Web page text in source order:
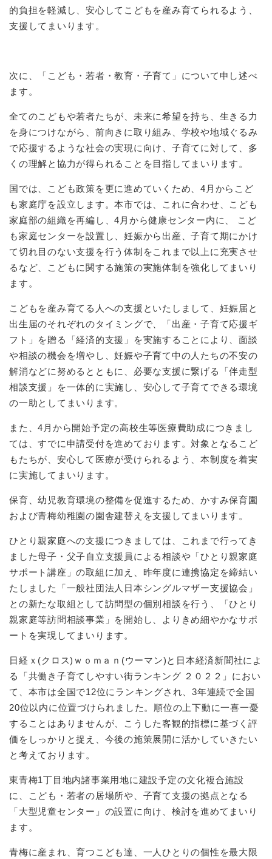
的負担を軽減し、安心してこどもを産み育てられるよう、
支援してまいります。
次に、「こども・若者・教育・子育て」について申し述べ
ます。
全てのこどもや若者たちが、未来に希望を持ち、生きる力
を身につけながら、前向きに取り組み、学校や地域ぐるみ
で応援するような社会の実現に向け、子育てに対して、多
くの理解と協力が得られることを目指してまいります。
国では、こども政策を更に進めていくため、4月からこど
も家庭庁を設立します。本市では、これに合わせ、こども
家庭部の組織を再編し、4月から健康センター内に、 こど
も家庭センターを設置し、妊娠から出産、子育て期にかけ
て切れ目のない支援を行う体制をこれまで以上に充実させ
るなど、こどもに関する施策の実施体制を強化してまいり
ます。
こどもを産み育てる人への支援といたしまして、妊娠届と
出生届のそれぞれのタイミングで、「出産・子育て応援ギ
フト」を贈る「経済的支援」を実施することにより、面談
や相談の機会を増やし、妊娠や子育て中の人たちの不安の
解消などに努めるとともに、必要な支援に繋げる「伴走型
相談支援」を一体的に実施し、安心して子育てできる環境
の一助としてまいります。
また、4月から開始予定の高校生等医療費助成につきまし
ては、すでに申請受付を進めております。対象となるこど
もたちが、安心して医療が受けられるよう、本制度を着実
に実施してまいります。
保育、幼児教育環境の整備を促進するため、かすみ保育園
および青梅幼稚園の園舎建替えを支援してまいります。
ひとり親家庭への支援につきましては、これまで行ってき
ました母子・父子自立支援員による相談や「ひとり親家庭
サポート講座」の取組に加え、昨年度に連携協定を締結い
たしました「一般社団法人日本シングルマザー支援協会」
との新たな取組として訪問型の個別相談を行う、「ひとり
親家庭等訪問相談事業」を開始し、よりきめ細やかなサポ
ートを実現してまいります。
日経ｘ(クロス)ｗｏｍａｎ(ウーマン)と日本経済新聞社によ
る「共働き子育てしやすい街ランキング ２０２２」におい
て、本市は全国で12位にランキングされ、3年連続で全国
20位以内に位置づけられました。順位の上下動に一喜一憂
することはありませんが、こうした客観的指標に基づく評
価をしっかりと捉え、今後の施策展開に活かしていきたい
と考えております。
東青梅1丁目地内諸事業用地に建設予定の文化複合施設
に、こども・若者の居場所や、子育て支援の拠点となる
「大型児童センター」の設置に向け、検討を進めてまいり
ます。
青梅に産まれ、育つこども達、一人ひとりの個性を最大限